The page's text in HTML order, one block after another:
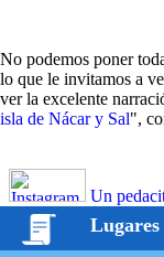
No podemos poner
lo que le invitamos a
ver la excelente
isla de Nácar y Sal",
Un
Lugares